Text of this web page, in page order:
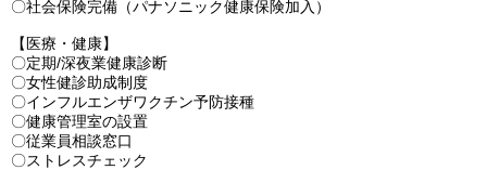
〇社会保険完備（パナソニック健康保険加入）
【医療・健康】
〇定期/深夜業健康診断
〇女性健診助成制度
〇インフルエンザワクチン予防接種
〇健康管理室の設置
〇従業員相談窓口
〇ストレスチェック